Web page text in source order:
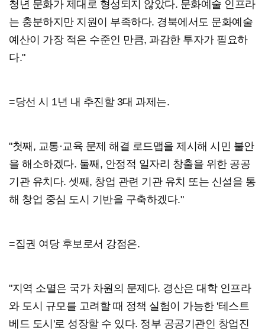
청년 문화가 제대로 형성되지 않았다. 문화예술 인프라
는 충분하지만 지원이 부족하다. 경북에서도 문화예술
예산이 가장 적은 수준인 만큼, 과감한 투자가 필요하
다."
=당선 시 1년 내 추진할 3대 과제는.
"첫째, 교통·교육 문제 해결 로드맵을 제시해 시민 불안
을 해소하겠다. 둘째, 안정적 일자리 창출을 위한 공공
기관 유치다. 셋째, 창업 관련 기관 유치 또는 신설을 통
해 창업 중심 도시 기반을 구축하겠다."
=집권 여당 후보로서 강점은.
"지역 소멸은 국가 차원의 문제다. 경산은 대학 인프라
와 도시 규모를 고려할 때 정책 실험이 가능한 '테스트
베드 도시'로 성장할 수 있다. 정부 공공기관인 창업진